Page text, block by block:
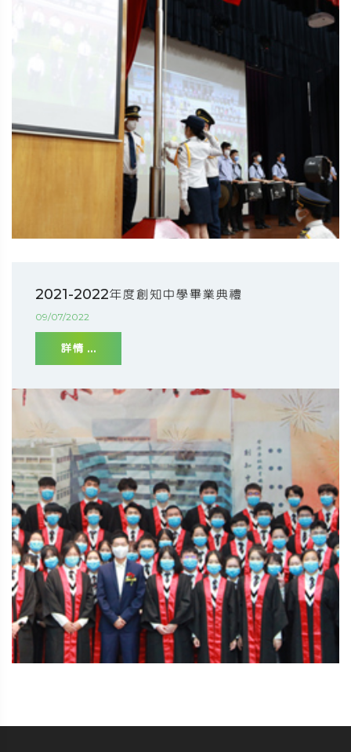
2021-2022年度創知中學畢業典禮
09/07/2022
詳情 ...